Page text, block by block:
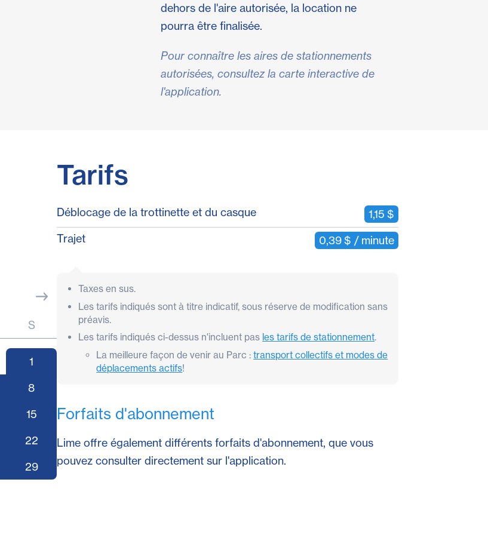
dehors de l'aire autorisée, la location ne
pourra être finalisée.
Pour connaître les aires de stationnements
autorisées, consultez la carte interactive de
l'application.
S
1
8
15
22
29
Tarifs
Déblocage de la trottinette et du casque
1,15 $
Trajet
0,39 $ / minute
Taxes en sus.
Les tarifs indiqués sont à titre indicatif, sous réserve de modification sans
préavis.
Les tarifs indiqués ci-dessus n'incluent pas les tarifs de stationnement.
La meilleure façon de venir au Parc :transport collectifs et modes de
déplacements actifs!
Forfaits d'abonnement
Lime offre également différents forfaits d'abonnement, que vous
pouvez consulter directement sur l'application.